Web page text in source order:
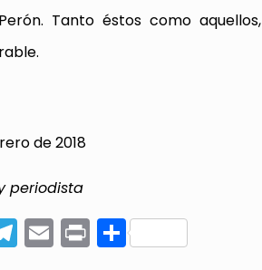
Tanto éstos como
de 2018
periodista
Telegram
Email
PrintCompartir